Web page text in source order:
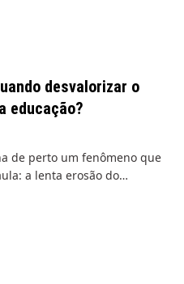
desvalorizar o
educação?
de perto um fenômeno que
a lenta erosão do…